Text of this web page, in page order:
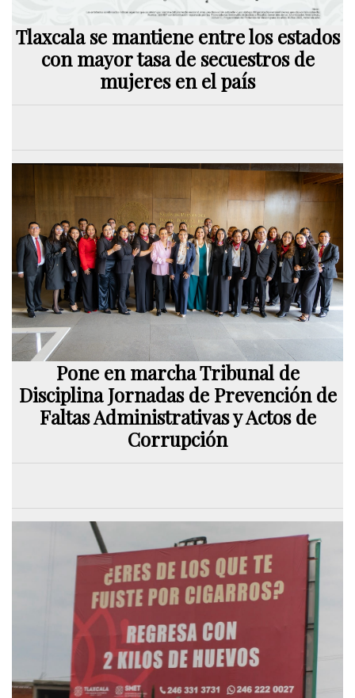
Tlaxcala se mantiene entre los estados
con mayor tasa de secuestros de
mujeres en el país
Pone en marcha Tribunal de
Disciplina Jornadas de Prevención de
Faltas Administrativas y Actos de
Corrupción